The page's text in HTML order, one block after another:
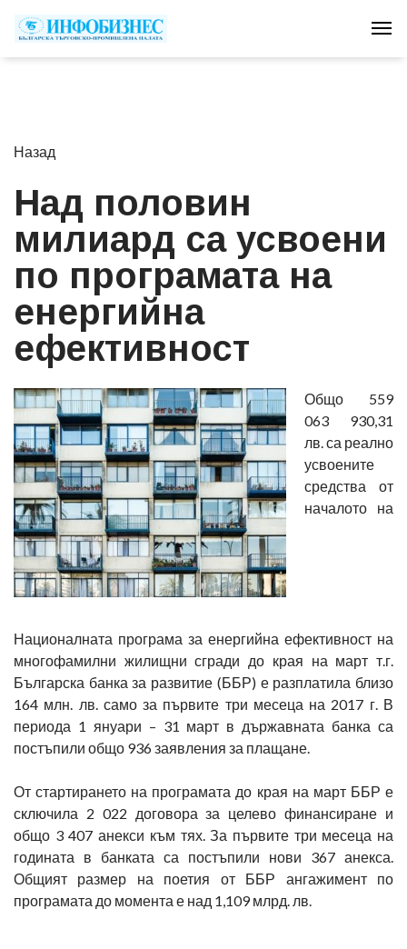
Назад
Над половин
милиард са усвоени
по програмата на
енергийна
ефективност
Общо 559
063 930,31
лв. са реално
усвоените
средства от
началото на
Националната програма за енергийна ефективност на
многофамилни жилищни сгради до края на март т.г.
Българска банка за развитие (ББР) е разплатила близо
164 млн. лв. само за първите три месеца на 2017 г. В
периода 1 януари – 31 март в държавната банка са
постъпили общо 936 заявления за плащане.
От стартирането на програмата до края на март ББР е
сключила 2 022 договора за целево финансиране и
общо 3 407 анекси към тях. За първите три месеца на
годината в банката са постъпили нови 367 анекса.
Общият размер на поетия от ББР ангажимент по
програмата до момента е над 1,109 млрд. лв.